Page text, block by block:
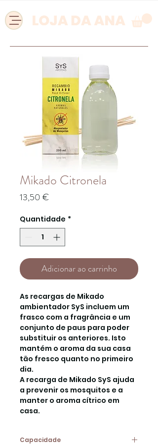
Mikado Citronela
13,50 €Preço
Quantidade *
Adicionar ao carrinho
As recargas de Mikado
ambientador SyS incluem um
frasco com a fragrância e um
conjunto de paus para poder
substituir os anteriores. Isto
mantém o aroma da sua casa
tão fresco quanto no primeiro
dia.
A recarga de Mikado SyS ajuda
a prevenir os mosquitos e a
manter o aroma cítrico em
casa.
Capacidade